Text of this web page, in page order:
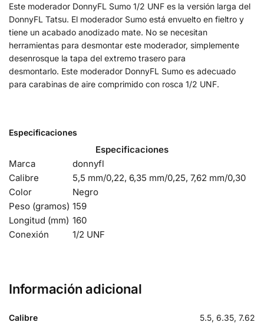
Este moderador DonnyFL Sumo 1/2 UNF es la versión larga del
DonnyFL Tatsu. El moderador Sumo está envuelto en fieltro y
tiene un acabado anodizado mate. No se necesitan
herramientas para desmontar este moderador, simplemente
desenrosque la tapa del extremo trasero para
desmontarlo. Este moderador DonnyFL Sumo es adecuado
para carabinas de aire comprimido con rosca 1/2 UNF.
Especificaciones
Especificaciones
Marca
donnyfl
Calibre
5,5 mm/0,22, 6,35 mm/0,25, 7,62 mm/0,30
Color
Negro
Peso (gramos) 159
Longitud (mm) 160
Conexión
1/2 UNF
Información adicional
Calibre 5.5, 6.35, 7.62